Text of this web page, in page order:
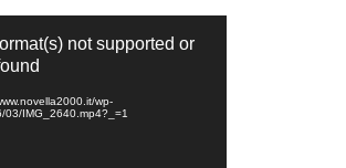
not supported or
wp-
IMG_2640.mp4?_=1